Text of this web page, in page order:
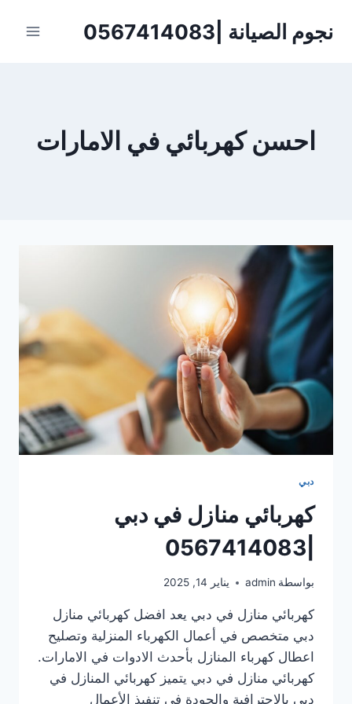
نجوم الصيانة |0567414083
احسن كهربائي في الامارات
دبي
كهربائي منازل في دبي
بواسطة admin يناير 14, 2025
كهربائي منازل في دبي يعد افضل كهربائي منازل
دبي متخصص في أعمال الكهرباء المنزلية وتصليح
اعطال كهرباء المنازل بأحدث الادوات في الامارات.
كهربائي منازل في دبي يتميز كهربائي المنازل في
دبي بالاحترافية والجودة في تنفيذ الأعمال